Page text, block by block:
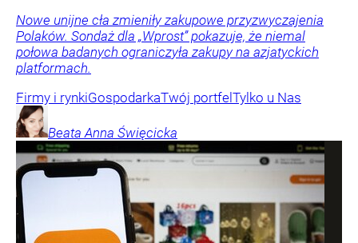
Nowe unijne cła zmieniły zakupowe przyzwyczajenia
Polaków. Sondaż dla „Wprost” pokazuje, że niemal
połowa badanych ograniczyła zakupy na azjatyckich
platformach.
Firmy i rynkiGospodarkaTwój portfel Tylko u Nas
Beata Anna Święcicka